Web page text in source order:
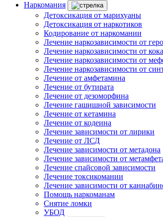
Наркомания
Детоксикация от марихуаны
Детоксикация от наркотиков
Кодирование от наркомании
Лечение наркозависимости от
Лечение наркозависимости от
Лечение наркозависимости от
Лечение наркозависимости от
Лечение от амфетамина
Лечение от бутирата
Лечение от дезоморфина
Лечение гашишной зависимости
Лечение от кетамина
Лечение от кодеина
Лечение зависимости от лирики
Лечение от ЛСД
Лечение зависимости от метадона
Лечение зависимости от
Лечение спайсовой зависимости
Лечение токсикомании
Лечение зависимости от
Помощь наркоманам
Снятие ломки
УБОД